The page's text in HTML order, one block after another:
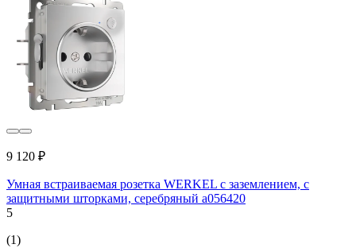
9 120 ₽
Умная встраиваемая розетка WERKEL с заземлением, с
защитными шторками, серебряный a056420
5
(1)